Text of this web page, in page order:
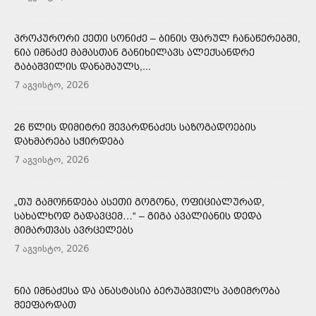
ᲞᲠᲝᲙᲣᲠᲝᲠᲘ ᲥᲔᲗᲘ ᲡᲝᲜᲘᲫᲔ – ᲑᲘᲜᲘᲡ ᲤᲐᲠᲣᲚ ᲩᲐᲜᲐᲬᲔᲠᲔᲑᲨᲘ,
ᲜᲘᲐ ᲘᲛᲜᲐᲫᲔ ᲛᲐᲛᲐᲡᲗᲐᲜ ᲒᲐᲜᲘᲮᲘᲚᲐᲕᲡ ᲐᲚᲔᲥᲡᲐᲜᲓᲠᲔ
ᲒᲐᲑᲐᲨᲕᲘᲚᲘᲡ ᲓᲐᲜᲐᲨᲐᲣᲚᲡ,...
7 აგვისტო, 2026
26 ᲬᲚᲘᲡ ᲓᲘᲛᲘᲢᲠᲘ ᲨᲔᲕᲐᲠᲓᲜᲐᲫᲔᲡ ᲡᲐᲖᲝᲒᲐᲓᲝᲔᲑᲘᲡ
ᲓᲐᲮᲛᲐᲠᲔᲑᲐ ᲡᲭᲘᲠᲓᲔᲑᲐ
7 აგვისტო, 2026
„ᲗᲣ ᲒᲐᲛᲝᲩᲜᲓᲔᲑᲐ ᲐᲡᲔᲗᲘ ᲒᲝᲒᲝᲜᲐ, ᲝᲤᲘᲪᲘᲐᲚᲣᲠᲐᲓ,
ᲡᲐᲮᲐᲚᲮᲝᲓ ᲒᲐᲓᲐᲕᲪᲔᲛ…“ – ᲒᲘᲒᲐ ᲐᲕᲐᲚᲘᲐᲜᲘᲡ ᲓᲔᲓᲐ
ᲛᲘᲛᲐᲠᲗᲕᲐᲡ ᲐᲕᲠᲪᲔᲚᲔᲑᲡ
7 აგვისტო, 2026
ᲜᲘᲐ ᲘᲛᲜᲐᲫᲔᲡᲐ ᲓᲐ ᲐᲜᲐᲡᲢᲐᲡᲘᲐ ᲑᲔᲠᲣᲐᲨᲕᲘᲚᲡ ᲞᲐᲢᲘᲛᲠᲝᲑᲐ
ᲨᲔᲔᲤᲐᲠᲓᲐᲗ